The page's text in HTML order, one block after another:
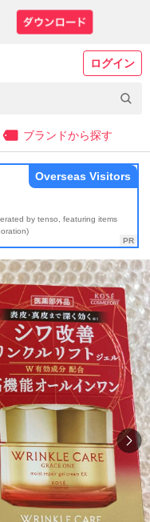
ログイン
ブランドから探す
by tenso, featuring items
Overseas Visitors